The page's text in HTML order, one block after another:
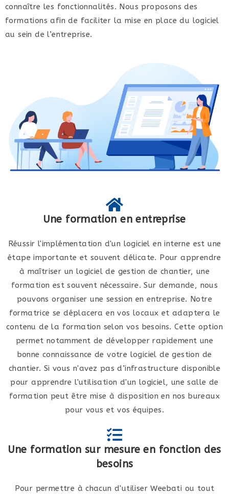
connaître les fonctionnalités. Nous proposons des
formations afin de faciliter la mise en place du logiciel
au sein de l’entreprise.
Une formation en entreprise
Réussir l'implémentation d'un logiciel en interne est une
étape importante et souvent délicate. Pour apprendre
à maîtriser un logiciel de gestion de chantier, une
formation est souvent nécessaire. Sur demande, nous
pouvons organiser une session en entreprise. Notre
formatrice se déplacera en vos locaux et adaptera le
contenu de la formation selon vos besoins. Cette option
permet notamment de développer rapidement une
bonne connaissance de votre logiciel de gestion de
chantier. Si vous n'avez pas d’infrastructure disponible
pour apprendre l'utilisation d'un logiciel, une salle de
formation peut être mise à disposition en nos bureaux
pour vous et vos équipes.
Une formation sur mesure en fonction des
besoins
Pour permettre à chacun d'utiliser Weebati ou tout